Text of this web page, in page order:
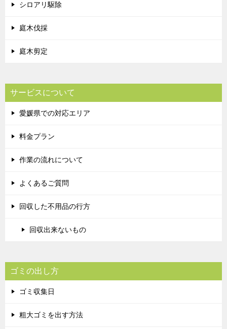
シロアリ駆除
庭木伐採
庭木剪定
サービスについて
愛媛県での対応エリア
料金プラン
作業の流れについて
よくあるご質問
回収した不用品の行方
回収出来ないもの
ゴミの出し方
ゴミ収集日
粗大ゴミを出す方法